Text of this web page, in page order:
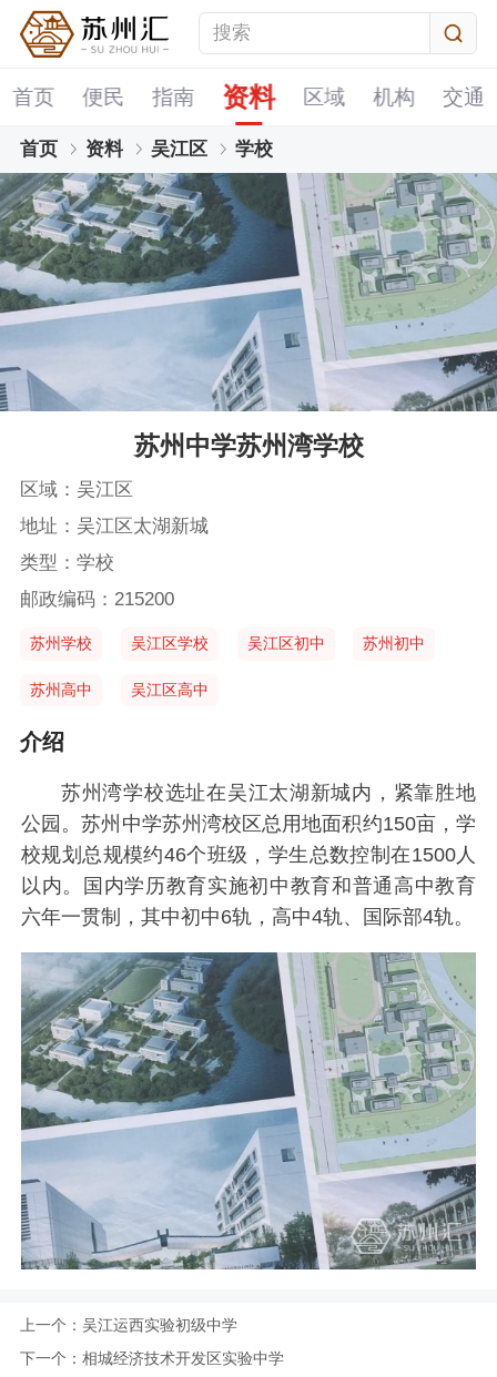
首页 便民 指南 资料 区域 机构 交通
首页 资料 吴江区 学校
苏州中学苏州湾学校
区域：吴江区
地址：吴江区太湖新城
类型：学校
邮政编码：215200
苏州学校 吴江区学校 吴江区初中 苏州初中
苏州高中 吴江区高中
介绍
苏州湾学校选址在吴江太湖新城内，紧靠胜地
公园。苏州中学苏州湾校区总用地面积约150亩，学
校规划总规模约46个班级，学生总数控制在1500人
以内。国内学历教育实施初中教育和普通高中教育
六年一贯制，其中初中6轨，高中4轨、国际部4轨。
上一个： 吴江运西实验初级中学
下一个： 相城经济技术开发区实验中学